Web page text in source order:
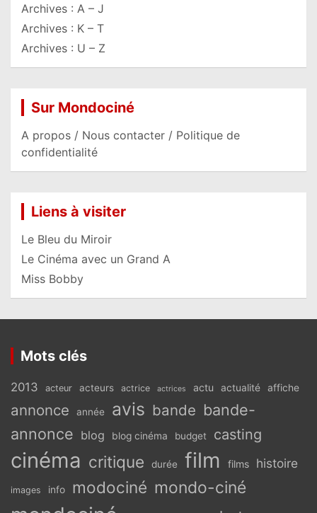
Archives : A – J
Archives : K – T
Archives : U – Z
Sur Mondociné
A propos / Nous contacter / Politique de
confidentialité
Liens à visiter
Le Bleu du Miroir
Le Cinéma avec un Grand A
Miss Bobby
Mots clés
2013 acteur acteurs actrice actrices actu actualité affiche
annonce année avis bande bande-
annonce blog blog cinéma budget casting
cinéma critique durée film films histoire
images info modociné mondo-ciné